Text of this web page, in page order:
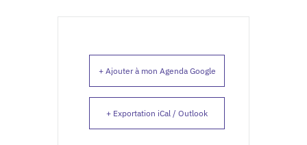
+ Ajouter à mon Agenda Google
+ Exportation iCal / Outlook